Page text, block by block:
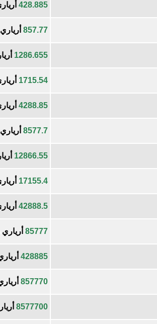
428.885
857.77
1286.655
1715.54
4288.85
8577.7
12866.55
17155.4
42888.5
85777
428885
857770
8577700